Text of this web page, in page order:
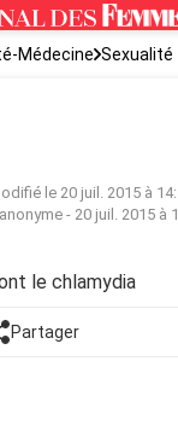
Médecine Sexualité
le 20 juil. 2015 à
- 20 juil. 2015 à
le chlamydia
Partager